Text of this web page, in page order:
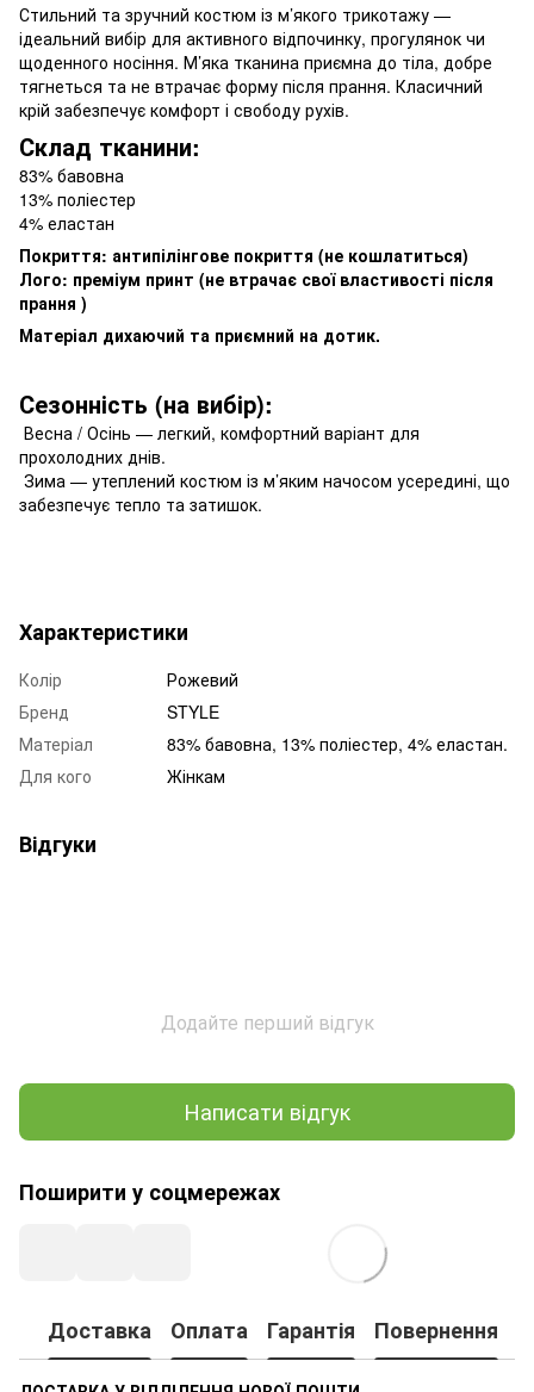
Стильний та зручний костюм із м’якого трикотажу —
ідеальний вибір для активного відпочинку, прогулянок чи
щоденного носіння. М’яка тканина приємна до тіла, добре
тягнеться та не втрачає форму після прання. Класичний
крій забезпечує комфорт і свободу рухів.
Склад тканини:
83% бавовна
13% поліестер
4% еластан
Покриття: антипілінгове покриття (не кошлатиться)
Лого: преміум принт (не втрачає свої властивості після
прання )
Матеріал дихаючий та приємний на дотик.
Сезонність (на вибір):
Весна / Осінь — легкий, комфортний варіант для
прохолодних днів.
Зима — утеплений костюм із м’яким начосом усередині, що
забезпечує тепло та затишок.
Характеристики
Колір
Рожевий
Бренд
STYLE
Матеріал
83% бавовна, 13% поліестер, 4% еластан.
Для кого
Жінкам
Відгуки
Додайте перший відгук
Написати відгук
Поширити у соцмережах
Доставка Оплата Гарантія Повернення